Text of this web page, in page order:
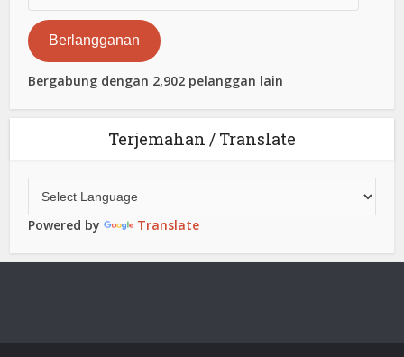
Elektronik
Berlangganan
Bergabung dengan 2,902 pelanggan lain
Terjemahan / Translate
Powered by Translate